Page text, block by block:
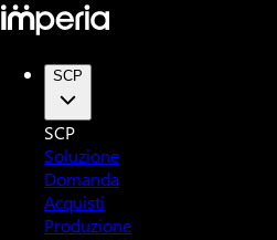
SCP
SCP
Soluzione
Domanda
Acquisti
Produzione